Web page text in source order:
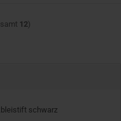
12)
schwarz